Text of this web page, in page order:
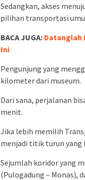
Sedangkan, akses
pilihan transportasi
BACA JUGA: Datanglah
Ini
Pengunjung yang
kilometer dari museum.
Dari sana, perjalanan
menit.
Jika lebih memilih
menjadi titik turun yang
Sejumlah koridor yang
(Pulogadung – Monas),